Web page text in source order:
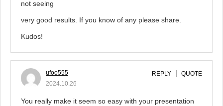
not seeing
very good results. If you know of any please share.
Kudos!
ufoo555
2024.10.26
REPLY QUOTE
You really make it seem so easy with your presentation